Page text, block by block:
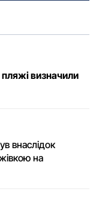
визначили
внаслідок
на